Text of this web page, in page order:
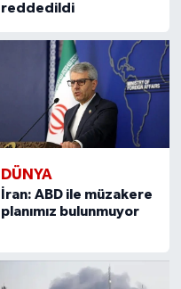
reddedildi
DÜNYA
İran: ABD ile müzakere
planımız bulunmuyor